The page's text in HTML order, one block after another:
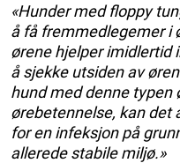
«Hunder med floppy
å få fremmedlegemer i
ørene hjelper imidlertid
å sjekke utsiden av
hund med denne typen
ørebetennelse, kan det
for en infeksjon på
allerede stabile miljø.»